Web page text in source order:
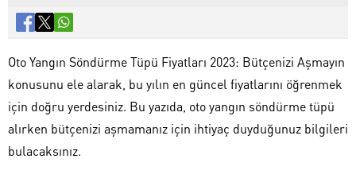
Oto Yangın Söndürme Tüpü Fiyatları 2023: Bütçenizi Aşmayın
konusunu ele alarak, bu yılın en güncel fiyatlarını öğrenmek
için doğru yerdesiniz. Bu yazıda, oto yangın söndürme tüpü
alırken bütçenizi aşmamanız için ihtiyaç duyduğunuz bilgileri
bulacaksınız.